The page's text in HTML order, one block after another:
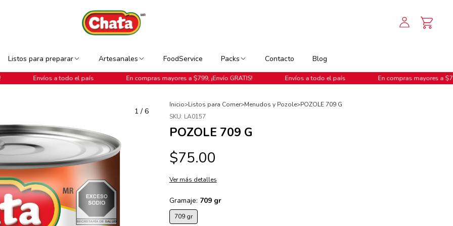
Listos para preparar Artesanales FoodService Packs Contacto Blog
a todo el país En compras mayores a $799, ¡Envío GRATIS! Envíos a todo el país En compras mayores a $799, ¡Envío
1 / 6
Inicio>Listos para Comer>Menudos y Pozole>POZOLE 709 G
SKU: LA0157
POZOLE 709 G
$75.00
Ver más detalles
Gramaje: 709 gr
709 gr